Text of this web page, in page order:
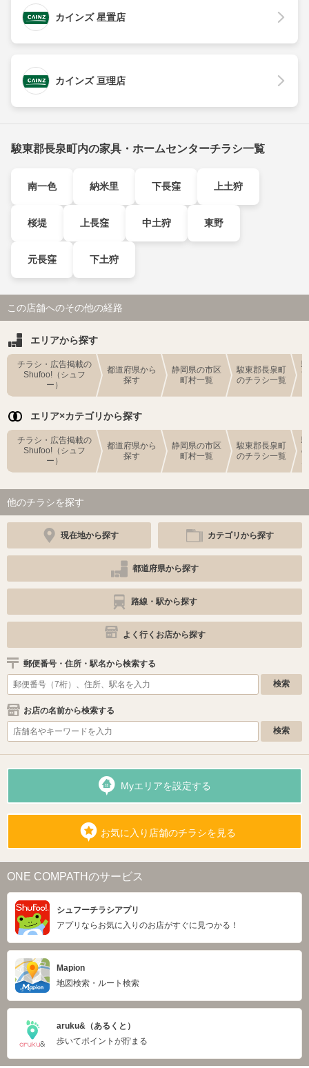
カインズ 星置店
カインズ 亘理店
駿東郡長泉町内の家具・ホームセンターチラシ一覧
南一色 納米里 下長窪 上土狩
桜堤 上長窪 中土狩 東野
元長窪 下土狩
この店舗へのその他の経路
エリアから探す
チラシ・広告掲載の
Shufoo!（シュフ
ー）
都道府県から
探す
静岡県の市区
町村一覧
駿東郡長泉町
のチラシ一覧
エリア×カテゴリから探す
チラシ・広告掲載の
Shufoo!（シュフ
ー）
都道府県から
探す
静岡県の市区
町村一覧
駿東郡長泉町
のチラシ一覧
他のチラシを探す
現在地から探す カテゴリから探す
都道府県から探す
路線・駅から探す
よく行くお店から探す
郵便番号・住所・駅名から検索する
お店の名前から検索する
Myエリアを設定する
お気に入り店舗のチラシを見る
ONE COMPATHのサービス
シュフーチラシアプリ
アプリならお気に入りのお店がすぐに見つかる！
Mapion
地図検索・ルート検索
aruku&（あるくと）
歩いてポイントが貯まる